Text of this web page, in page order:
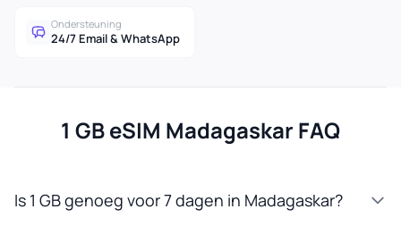
Ondersteuning
24/7 Email & WhatsApp
1 GB eSIM Madagaskar FAQ
Is 1 GB genoeg voor 7 dagen in Madagaskar?